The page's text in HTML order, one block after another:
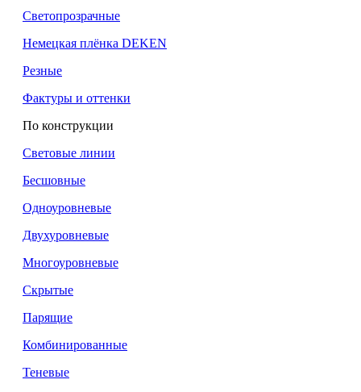
Светопрозрачные
Немецкая плёнка DEKEN
Резные
Фактуры и оттенки
По конструкции
Световые линии
Бесшовные
Одноуровневые
Двухуровневые
Многоуровневые
Скрытые
Парящие
Комбинированные
Теневые